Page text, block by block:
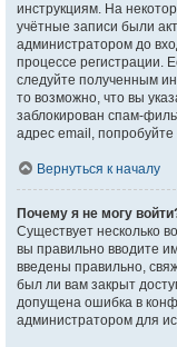
инструкциям. На
учётные записи были
администратором до
процессе регистрации.
следуйте полученным
то возможно, что вы
заблокирован спам-
адрес email,
Вернуться к началу
Почему я не могу
Существует несколько
вы правильно вводите
введены правильно,
был ли вам закрыт
допущена ошибка в
администратором для